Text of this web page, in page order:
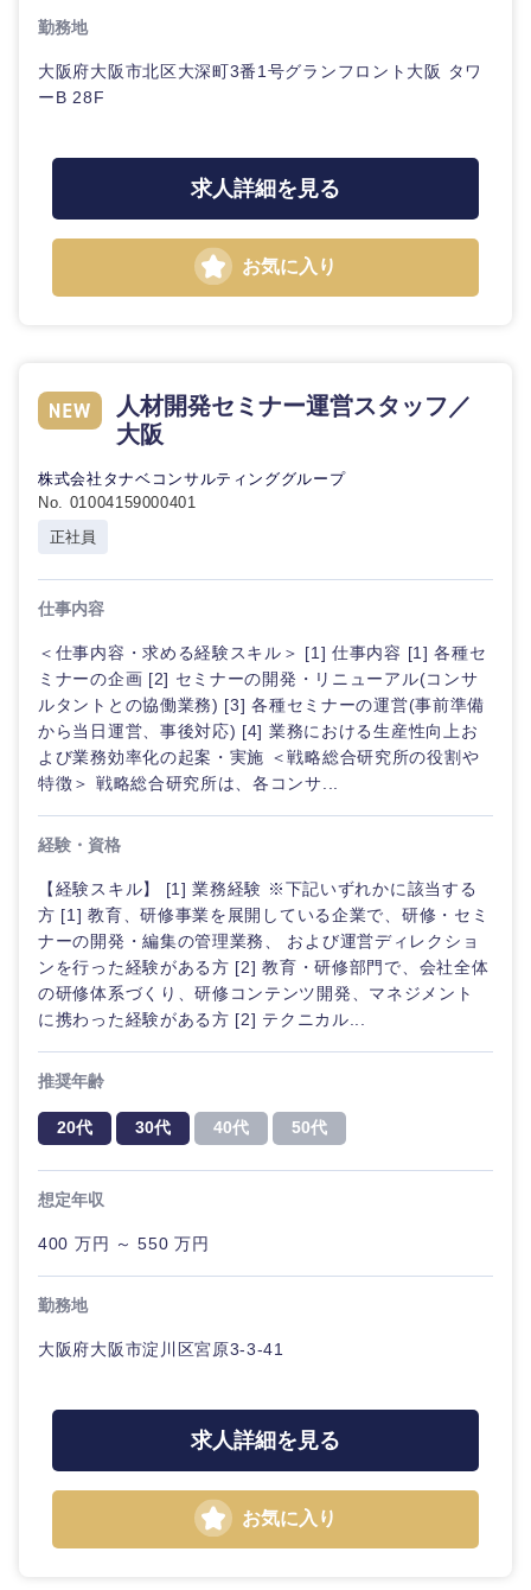
中国・四国地方
愛媛県
勤務地
大阪府大阪市北区大深町3番1号グランフロント大阪 タワ
ーB 28F
求人詳細を見る
お気に入り
人材開発セミナー運営スタッフ／
大阪
株式会社タナベコンサルティンググループ
No. 01004159000401
正社員
仕事内容
＜仕事内容・求める経験スキル＞ [1] 仕事内容 [1] 各種セ
ミナーの企画 [2] セミナーの開発・リニューアル(コンサ
ルタントとの協働業務) [3] 各種セミナーの運営(事前準備
から当日運営、事後対応) [4] 業務における生産性向上お
よび業務効率化の起案・実施 ＜戦略総合研究所の役割や
特徴＞ 戦略総合研究所は、各コンサ...
経験・資格
【経験スキル】 [1] 業務経験 ※下記いずれかに該当する
方 [1] 教育、研修事業を展開している企業で、研修・セミ
ナーの開発・編集の管理業務、 および運営ディレクショ
ンを行った経験がある方 [2] 教育・研修部門で、会社全体
の研修体系づくり、研修コンテンツ開発、マネジメント
に携わった経験がある方 [2] テクニカル...
推奨年齢
20代 30代 40代 50代
想定年収
400 万円 ～ 550 万円
勤務地
大阪府大阪市淀川区宮原3-3-41
求人詳細を見る
お気に入り